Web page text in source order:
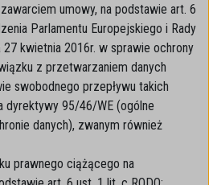
umowy, na podstawie art. 6
Parlamentu Europejskiego i Rady
kwietnia 2016r. w sprawie ochrony
z przetwarzaniem danych
swobodnego przepływu takich
dyrektywy 95/46/WE (ogólne
danych), zwanym również
prawnego ciążącego na